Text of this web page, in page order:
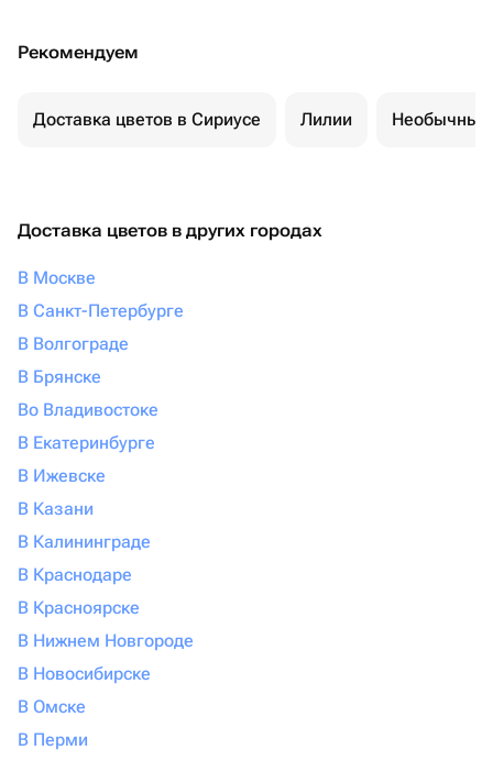
Рекомендуем
Доставка цветов в Сириусе Лилии Необычные
Доставка цветов в других городах
В Москве
В Санкт-Петербурге
В Волгограде
В Брянске
Во Владивостоке
В Екатеринбурге
В Ижевске
В Казани
В Калининграде
В Краснодаре
В Красноярске
В Нижнем Новгороде
В Новосибирске
В Омске
В Перми